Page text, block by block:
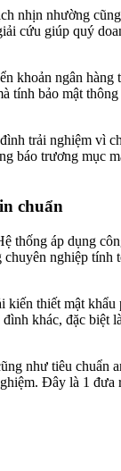
nhịn nhường
cứu giúp quý
khoản ngân
tính bảo mật
trải nghiệm vì
báo trương mục
chuẩn
thống áp dụng
nghiệp tính
thiết mật
khác, đặc biệt
như tiêu chuẩn
Đây là 1 đưa